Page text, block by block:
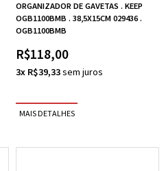
ORGANIZADOR DE GAVETAS . KEEP
OGB1100BMB . 38,5X15CM 029436 .
OGB1100BMB
R$118,00
3x R$39,33